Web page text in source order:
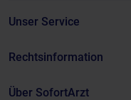
Unser Service
Rechtsinformation
Über SofortArzt